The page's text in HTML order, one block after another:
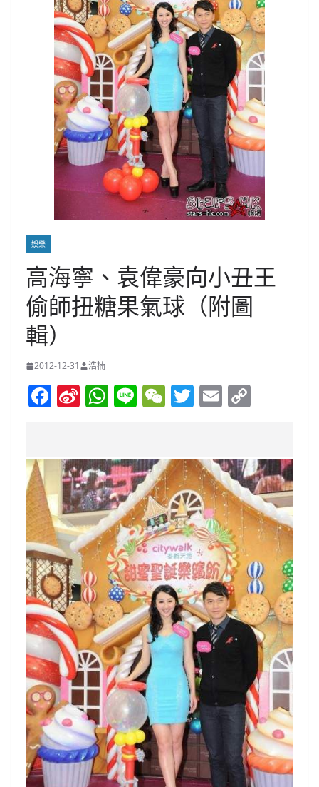
娛樂
高海寧、袁偉豪向小丑王
偷師扭糖果氣球（附圖
輯）
2012-12-31 浩楠
F
e
b
o
o
k
Si
W
ei
b
o
W
s
A
p
p
Li W
h
at
T
er
E
l y
Li
n
k